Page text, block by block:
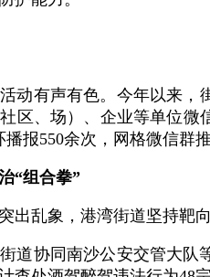
动有声有色。今年以来，
区、场）、企业等单位
报550余次，网格微信群
“组合拳”
出乱象，港湾街道坚持靶
道协同南沙公安交管大